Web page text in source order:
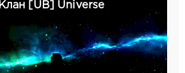
Клан [UB] Universe